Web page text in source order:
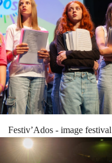
Festiv’Ados - image festival